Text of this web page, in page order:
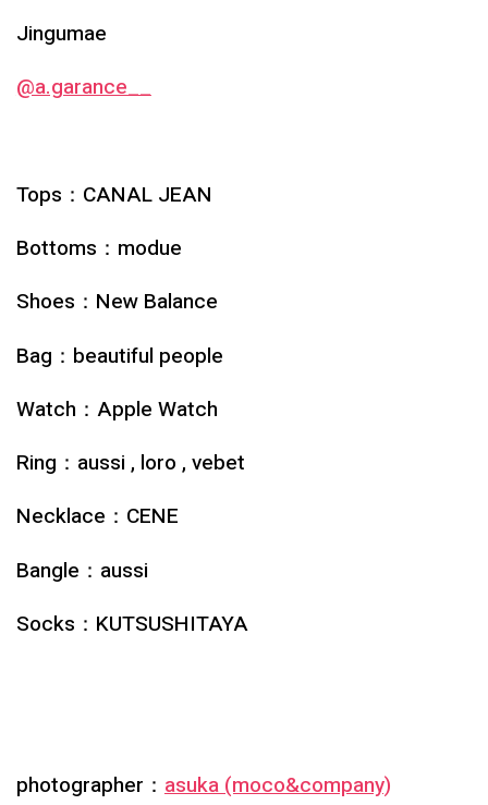
Jingumae
@a.garance__
Tops：CANAL JEAN
Bottoms：modue
Shoes：New Balance
Bag：beautiful people
Watch：Apple Watch
Ring：aussi , loro , vebet
Necklace：CENE
Bangle：aussi
Socks：KUTSUSHITAYA
photographer： asuka (moco&company)